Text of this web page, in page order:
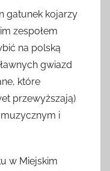
gatunek kojarzy
zespołem
na polską
gwiazd
które
przewyższają)
i
w Miejskim